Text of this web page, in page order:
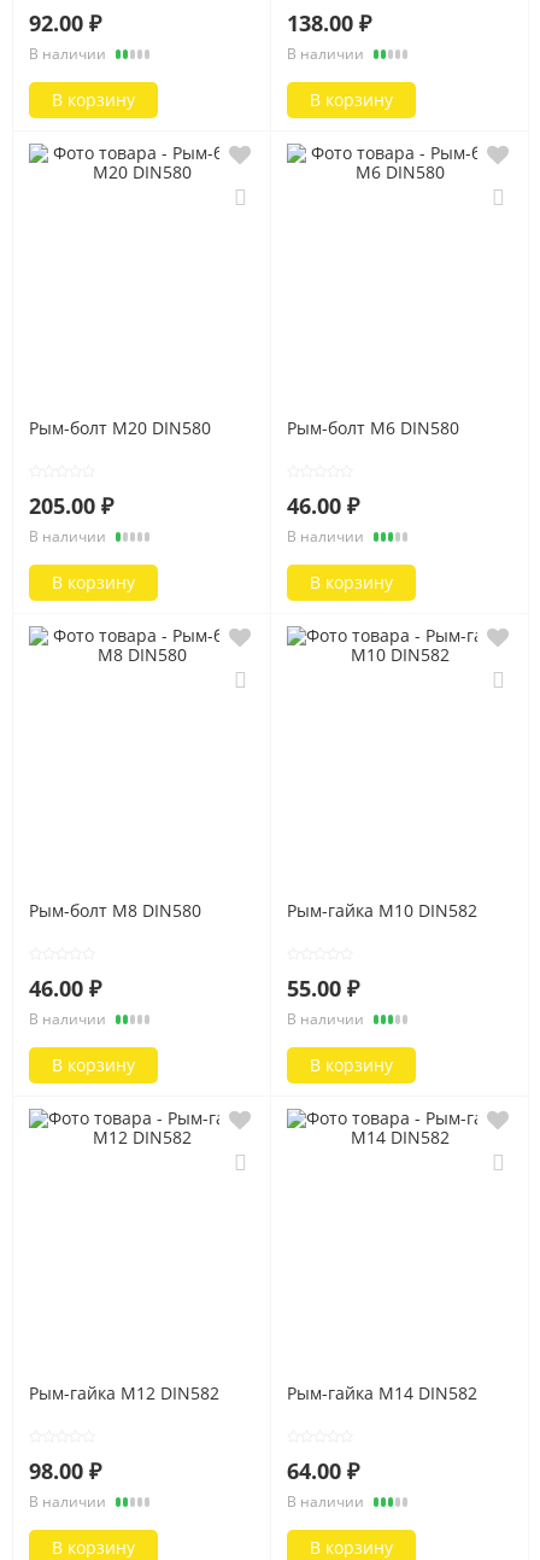
92.00 ₽
В наличии
В корзину
138.00 ₽
В наличии
В корзину
Рым-болт M20 DIN580
205.00 ₽
В наличии
В корзину
Рым-болт M6 DIN580
46.00 ₽
В наличии
В корзину
Рым-болт M8 DIN580
46.00 ₽
В наличии
В корзину
Рым-гайка M10 DIN582
55.00 ₽
В наличии
В корзину
Рым-гайка M12 DIN582
98.00 ₽
В наличии
В корзину
Рым-гайка M14 DIN582
64.00 ₽
В наличии
В корзину